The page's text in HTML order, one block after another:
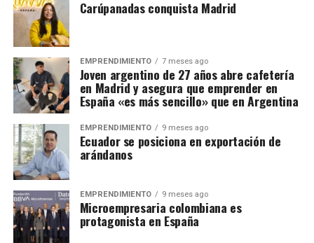
Carúpanadas conquista Madrid
EMPRENDIMIENTO 7 meses ago
Joven argentino de 27 años abre cafetería
en Madrid y asegura que emprender en
España «es más sencillo» que en Argentina
EMPRENDIMIENTO 9 meses ago
Ecuador se posiciona en exportación de
arándanos
EMPRENDIMIENTO 9 meses ago
Microempresaria colombiana es
protagonista en España